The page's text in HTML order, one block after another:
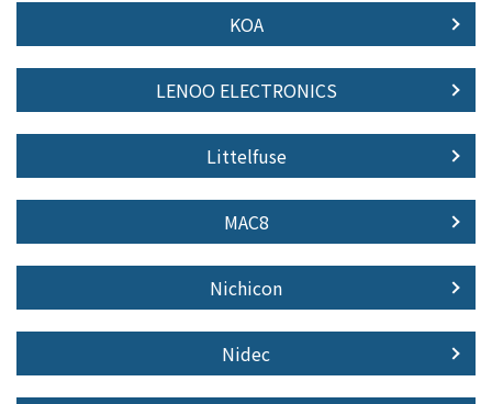
KOA
LENOO ELECTRONICS
Littelfuse
MAC8
Nichicon
Nidec